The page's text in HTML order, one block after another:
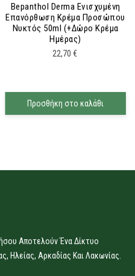
Bepanthol Derma Ενισχυμένη
Επανόρθωση Κρέμα Προσώπου
Νυκτός 50ml (+δώρο Κρέμα
Ημέρας)
22,70 €
Προσθήκη στο καλάθι
Αποτελούν Ένα Δίκτυο
Ηλείας, Αρκαδίας Και Λακωνίας.